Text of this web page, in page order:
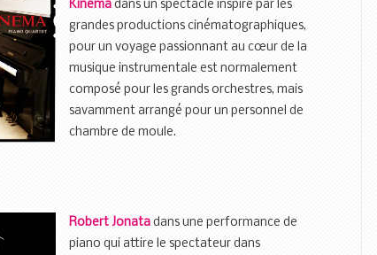
Kinema dans un spectacle inspiré par les
grandes productions cinématographiques,
pour un voyage passionnant au cœur de la
musique instrumentale est normalement
composé pour les grands orchestres, mais
savamment arrangé pour un personnel de
chambre de moule.
Robert Jonata dans une performance de
piano qui attire le spectateur dans